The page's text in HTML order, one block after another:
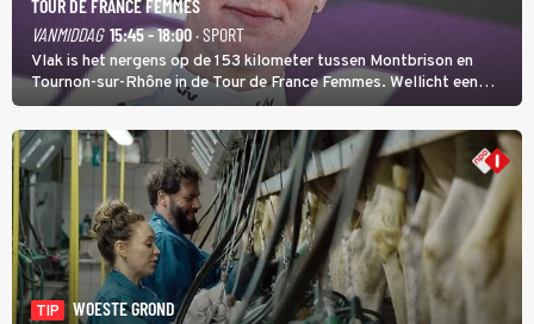
TOUR DE FRANCE FEMMES
VANMIDDAG 15:45 - 18:00· SPORT
Vlak is het nergens op de 153 kilometer tussen Montbrison en
Tournon-sur-Rhône in de Tour de France Femmes. Wellicht een
kans voor Nienke Vinke, die vorig jaar de witte trui won.
TIP
WOESTE GROND